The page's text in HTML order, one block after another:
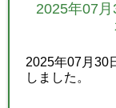
2025年07
2025年07月30
しました。